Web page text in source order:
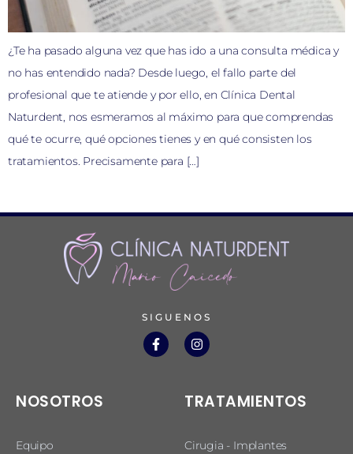
¿Te ha pasado alguna vez que has ido a una consulta médica y
no has entendido nada? Desde luego, el fallo parte del
profesional que te atiende y por ello, en Clínica Dental
Naturdent, nos esmeramos al máximo para que comprendas
qué te ocurre, qué opciones tienes y en qué consisten los
tratamientos. Precisamente para […]
SIGUENOS
NOSOTROS
Equipo
TRATAMIENTOS
Cirugia - Implantes